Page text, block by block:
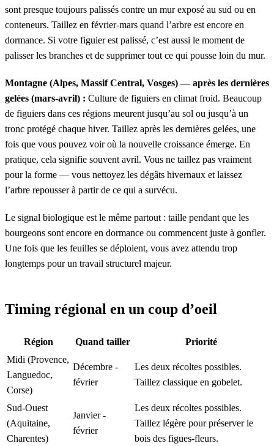
sont presque toujours palissés contre un mur exposé au sud ou en
conteneurs. Taillez en février-mars quand l’arbre est encore en
dormance. Si votre figuier est palissé, c’est aussi le moment de
palisser les branches et de supprimer tout ce qui pousse loin du mur.
Montagne (Alpes, Massif Central, Vosges) — après les dernières
gelées (mars-avril) : Culture de figuiers en climat froid. Beaucoup
de figuiers dans ces régions meurent jusqu’au sol ou jusqu’à un
tronc protégé chaque hiver. Taillez après les dernières gelées, une
fois que vous pouvez voir où la nouvelle croissance émerge. En
pratique, cela signifie souvent avril. Vous ne taillez pas vraiment
pour la forme — vous nettoyez les dégâts hivernaux et laissez
l’arbre repousser à partir de ce qui a survécu.
Le signal biologique est le même partout : taille pendant que les
bourgeons sont encore en dormance ou commencent juste à gonfler.
Une fois que les feuilles se déploient, vous avez attendu trop
longtemps pour un travail structurel majeur.
Timing régional en un coup d’oeil
Région Quand tailler
Priorité
Midi (Provence,
Languedoc,
Corse)
Décembre -
février
Les deux récoltes possibles.
Taillez classique en gobelet.
Sud-Ouest
(Aquitaine,
Charentes)
Janvier -
février
Les deux récoltes possibles.
Taillez légère pour préserver le
bois des figues-fleurs.